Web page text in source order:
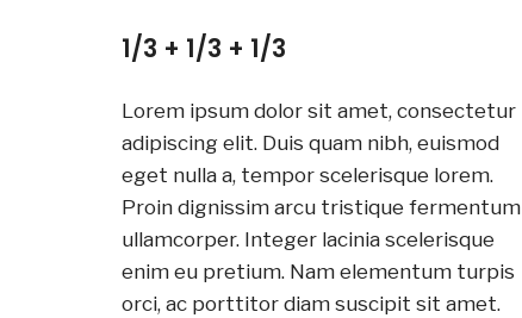
1/3 + 1/3 + 1/3
Lorem ipsum dolor sit amet, consectetur
adipiscing elit. Duis quam nibh, euismod
eget nulla a, tempor scelerisque lorem.
Proin dignissim arcu tristique fermentum
ullamcorper. Integer lacinia scelerisque
enim eu pretium. Nam elementum turpis
orci, ac porttitor diam suscipit sit amet.